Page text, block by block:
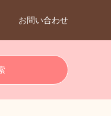
お問い合わせ